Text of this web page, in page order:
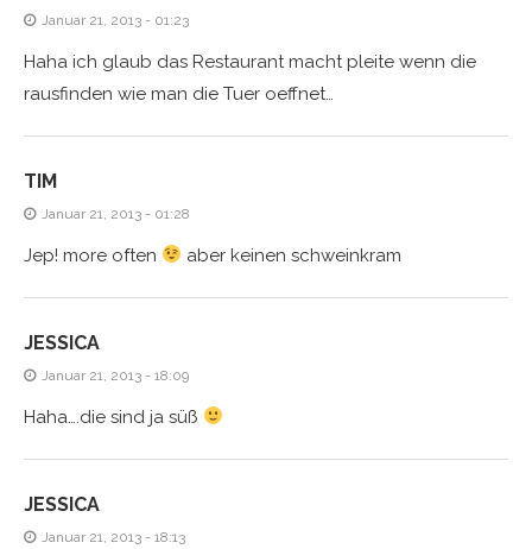
Januar 21, 2013 - 01:23
Haha ich glaub das Restaurant macht pleite wenn die
rausfinden wie man die Tuer oeffnet…
TIM
Januar 21, 2013 - 01:28
Jep! more often aber keinen schweinkram
JESSICA
Januar 21, 2013 - 18:09
Haha….die sind ja süß
JESSICA
Januar 21, 2013 - 18:13